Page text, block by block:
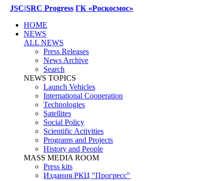
JSC|SRC Progress ГК «Роскосмос»
HOME
NEWS
ALL NEWS
Press Releases
News Archive
Search
NEWS TOPICS
Launch Vehicles
International Cooperation
Technologies
Satellites
Social Policy
Scientific Activities
Programs and Projects
History and People
MASS MEDIA ROOM
Press kits
Издания РКЦ "Прогресс"